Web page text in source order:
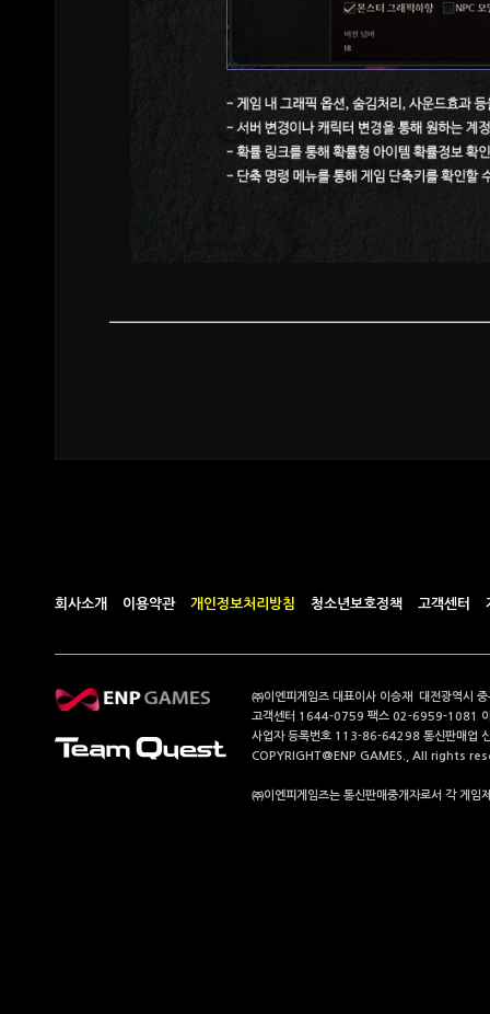
회사소개 이용약관 개인정보처리방침 청소년보호정책 고객센터
㈜이엔피게임즈 대표이사 이승재 대전광역시
고객센터 1644-0759 팩스 02-6959-1081
사업자 등록번호 113-86-64298 통신판매업
COPYRIGHT@ENP GAMES., All rights
㈜이엔피게임즈는 통신판매중개자로서 각 게임